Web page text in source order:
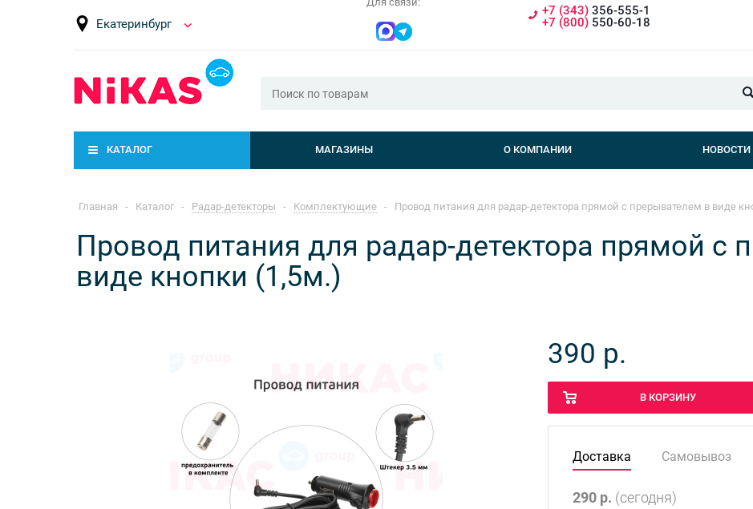
Екатеринбург
+7 (343) 356-555-1
+7 (800) 550-60-18
КАТАЛОГ МАГАЗИНЫ О КОМПАНИИ НОВОСТИ
Главная - Каталог - Радар-детекторы - Комплектующие - Провод питания для радар-детектора прямой с прерывателем в виде
Провод питания для радар-детектора прямой с
виде кнопки (1,5м.)
390 р.
В КОРЗИНУ
Доставка Самовывоз
290 р. (сегодня)